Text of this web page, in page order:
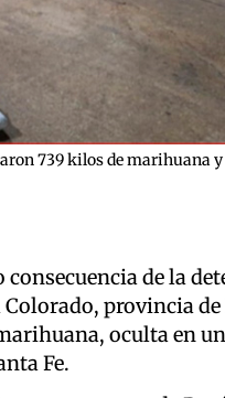
739 kilos de marihuana y
de la
provincia
oculta en
Fe.